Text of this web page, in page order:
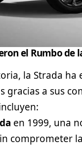
el Rumbo de
la Strada ha
gracias a sus
en 1999, una
comprometer